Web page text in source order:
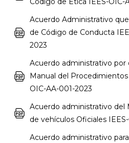
Acuerdo Administrativo
de Código de Conducta
2023
Acuerdo administrativo por
Manual del
OIC-AA-001-2023
Acuerdo administrativo del
de vehículos Oficiales
Acuerdo administrativo